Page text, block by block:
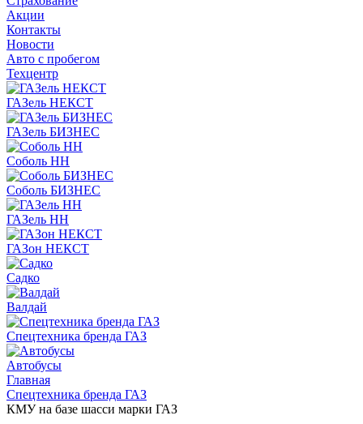
Акции
Контакты
Новости
Авто с пробегом
Техцентр
ГАЗель НЕКСТ
ГАЗель БИЗНЕС
Соболь НН
Соболь БИЗНЕС
ГАЗель НН
ГАЗон НЕКСТ
Садко
Валдай
Спецтехника бренда ГАЗ
Автобусы
Главная
Спецтехника бренда ГАЗ
КМУ на базе шасси марки ГАЗ